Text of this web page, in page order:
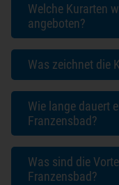
Welche Kurarten
angeboten?
Was zeichnet die
Wie lange dauert
Franzensbad?
Was sind die
Franzensbad?